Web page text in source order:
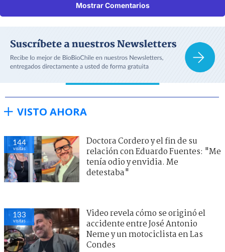
Mostrar Comentarios
VISTO AHORA
144
visitas
Doctora Cordero y el fin de su
relación con Eduardo Fuentes: "Me
tenía odio y envidia. Me
detestaba"
133
visitas
Video revela cómo se originó el
accidente entre José Antonio
Neme y un motociclista en Las
Condes